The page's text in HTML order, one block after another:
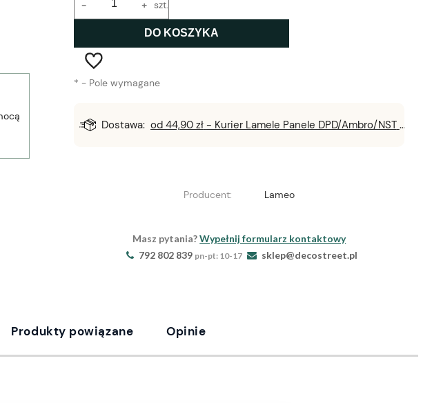
+
- szt.
DO KOSZYKA
* - Pole wymagane
Dostawa: od 44,90 zł - Kurier Lamele Panele DPD/Ambro/NST
Producent: Lameo
Masz pytania?Wypełnij formularz kontaktowy
792 802 839 pn-pt: 10-17 sklep@decostreet.pl
Produkty powiązane Opinie